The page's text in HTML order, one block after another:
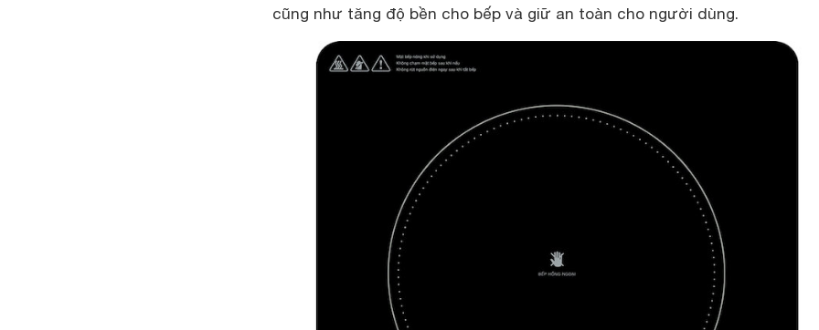
cũng như tăng độ bền cho bếp và giữ an toàn cho người dùng.